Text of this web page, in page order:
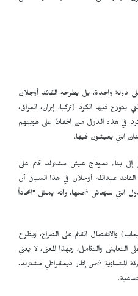
دولة واحدة، بل يطرحه القائد أوجلان
فيها الكرد (تركيا، إيران، العراق،
في هذه الدول من الحفاظ على هويتهم
التي يعيشون فيها.
إلى بناء نموذج عيش مشترك قائم على
عبدالله أوجلان في هذا السياق أن
التي سيُعاش ضمنها، وأنه يمثل "اتحاداً
والانفصال القائم على الصراع، ويطرح
والتكامل، وبهذا المعنى، لا يعني
المتساوية ضمن إطار ديمقراطي مشترك،